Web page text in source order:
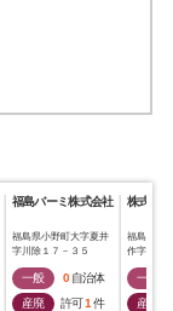
福島バーミ株式会社
福島県小野町大字夏井
字川除１７－３５
一般 0 自治体
産廃
許可1 件
株式会
福島県小
作字谷津
一般
産廃